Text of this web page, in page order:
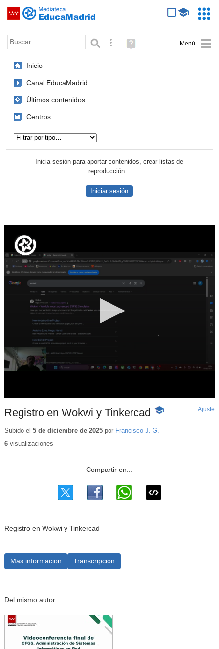
Saltar navegación
Palabra o frase: Búsqueda avanzada
Ayuda
(en
Inicio
Canal EducaMadrid
Últimos contenidos
Centros
Inicia sesión para aportar contenidos, crear listas de
reproducción...
Iniciar sesión
Registro en Wokwi y Tinkercad
-
educativo
Ajuste
Subido el 5 de diciembre de 2025por Francisco J. G.
6visualizaciones
Registro en Wokwi y Tinkercad
Más información Transcripción
Del mismo autor…